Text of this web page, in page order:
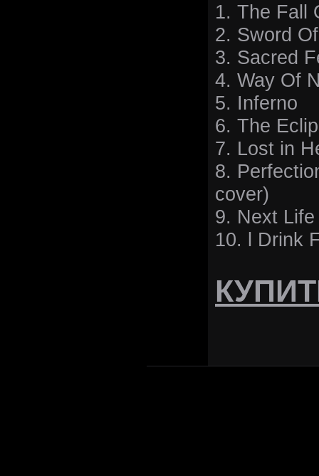
1. The Fall
2. Sword
3. Sacred
4. Way Of
5. Inferno
6. The
7. Lost in
8.
cover)
9. Next Life
10. l Drink